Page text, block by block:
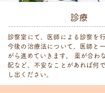
診療
診察室にて、医師による診察を
今後の治療法について、医師と
がら進めていきます。 薬が合わ
配など、不安なことがあれば何
し出ください。